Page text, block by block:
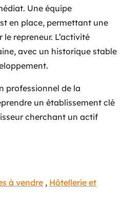
Une équipe
en place, permettant une
repreneur. L’activité
avec un historique stable
professionnel de la
un établissement clé
cherchant un actif
à vendre , Hôtellerie et